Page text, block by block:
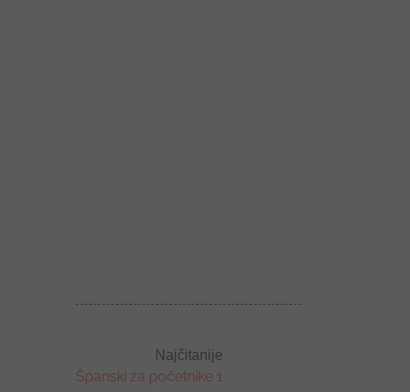
Najčitanije
Španski za početnike 1